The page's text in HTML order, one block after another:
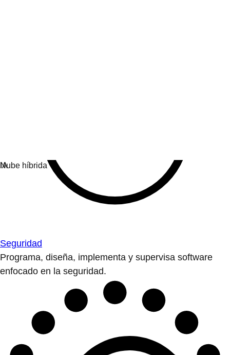
Seguridad
Programa, diseña, implementa y supervisa software
enfocado en la seguridad.